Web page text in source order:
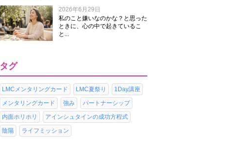
2026年6月29日
私のこと嫌いなのかな？と思った
ときに、心の中で起きているこ
と...
タグ
LMCメンタリングカード LMC夏祭り
1Day講座
メンタリングカード
強み
パートナーシップ
内面ホリホリ
アインシュタインの成功方程式
陰陽
ライフミッション